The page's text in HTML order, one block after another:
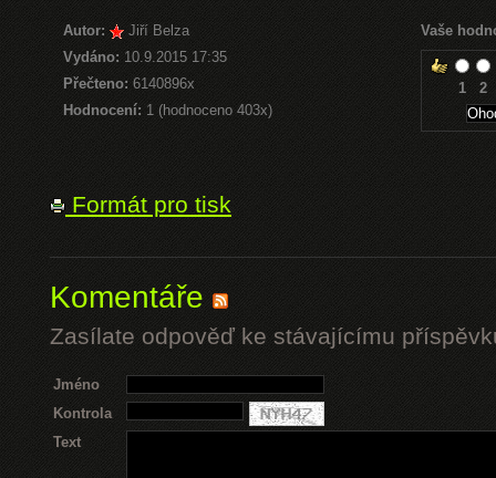
Autor:
Jiří Belza
Vydáno: 10.9.2015 17:35
Přečteno:6140896x
Hodnocení: 1 (hodnoceno 403x)
Vaše
1 2
Formát pro tisk
Komentáře
Zasílate odpověď ke stávajícímu
Jméno
Kontrola
Text